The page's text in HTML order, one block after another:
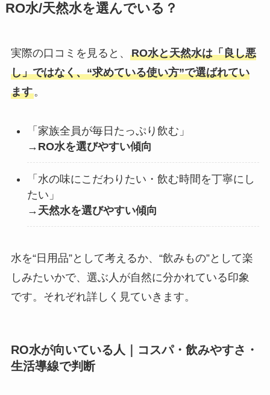
RO水/天然水を選んでいる？
実際の口コミを見ると、 RO水と天然水は「良し悪
し」ではなく、“求めている使い方”で選ばれてい
ます。
「家族全員が毎日たっぷり飲む」
→ RO水を選びやすい傾向
「水の味にこだわりたい・飲む時間を丁寧にし
たい」
→ 天然水を選びやすい傾向
水を“日用品”として考えるか、“飲みもの”として楽
しみたいかで、選ぶ人が自然に分かれている印象
です。それぞれ詳しく見ていきます。
RO水が向いている人｜コスパ・飲みやすさ・
生活導線で判断